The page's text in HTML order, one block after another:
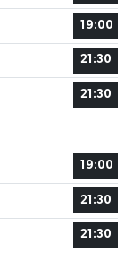
19:00
21:30
21:30
19:00
21:30
21:30